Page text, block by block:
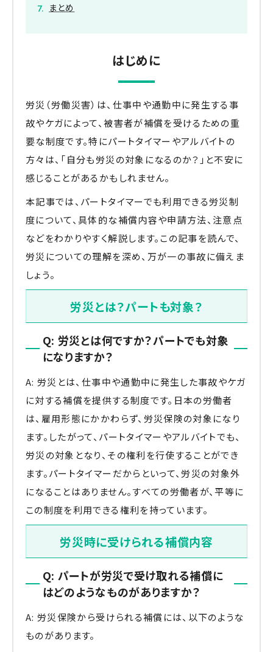
まとめ
はじめに
労災（労働災害）は、仕事中や通勤中に発生する事
故やケガによって、被害者が補償を受けるための重
要な制度です。特にパートタイマーやアルバイトの
方々は、「自分も労災の対象になるのか？」と不安に
感じることがあるかもしれません。
本記事では、パートタイマーでも利用できる労災制
度について、具体的な補償内容や申請方法、注意点
などをわかりやすく解説します。この記事を読んで、
労災についての理解を深め、万が一の事故に備えま
しょう。
労災とは？パートも対象？
Q: 労災とは何ですか？パートでも対象
になりますか？
A: 労災とは、仕事中や通勤中に発生した事故やケガ
に対する補償を提供する制度です。日本の労働者
は、雇用形態にかかわらず、労災保険の対象になり
ます。したがって、パートタイマーやアルバイトでも、
労災の対象となり、その権利を行使することができ
ます。パートタイマーだからといって、労災の対象外
になることはありません。すべての労働者が、平等に
この制度を利用できる権利を持っています。
労災時に受けられる補償内容
Q: パートが労災で受け取れる補償に
はどのようなものがありますか？
A: 労災保険から受けられる補償には、以下のような
ものがあります。